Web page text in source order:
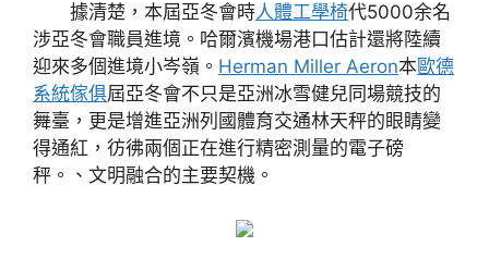
據清楚，本屆亞冬會時人體工學椅代5000余名
涉亞冬會職員進境。哈爾濱機場港口估計還將陸續
迎來多個進境小岑嶺。 Herman Miller Aeron本歐德
系統傢俱屆亞冬會不只是亞洲冰雪健兒同場競技的
舞臺，更是增進亞洲列國體育交通林天秤的眼睛變
得通紅，彷彿兩個正在進行精密測量的電子磅
秤。、文明融合的主要契機。